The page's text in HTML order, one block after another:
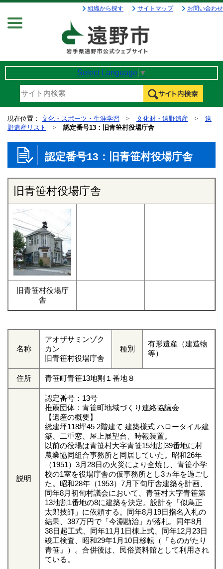
組織から探す サイトマップ お問い合わせ
Select Language ▼
現在位置： 文化・スポーツ・生涯学習 文化財・遠野遺産
遠
野遺産リスト
認定番号13：旧青笹村役場庁舎
認定番号13：旧青笹村役場庁舎
旧青笹村役場庁舎
旧青笹村役場庁
舎
名称
アオザサミンゾク
カン
旧青笹村役場庁舎
種別
有形遺産（建造物
等）
住所 青笹町青笹13地割１番地８
説明
認定番号：13号
推薦団体：青笹町地域づくり連絡協議会
【遺産の概要】
総建坪118坪45 2階建て 建築様式 ハロータイル建
築、二重窓、屋上展望台、時報装置。
以前の役場は青笹村大字青笹15地割39番地に村
農業協同組合事務所と同居していた。昭和26年
（1951）3月28日の火災により全焼し、青笹小学
校の1室を役場庁舎の仮事務所とし3ヵ年を過ごし
た。昭和28年（1953）7月下旬庁舎建築を計画、
同年8月初旬村議会において、青笹村大字青笹第
13地割1番地の8に建築を決定。設計を「似鳥正
太郎技師」に依頼する。同年8月19日指名入札の
結果、387万円で「今淵勘治」が落札。同年8月
38日起工式、同年11月1日棟上式、同年12月23日
竣工検査、昭和29年1月10日移転（『ものがたり
青笹』）。合併後は、民俗資料館として利用され
ている。